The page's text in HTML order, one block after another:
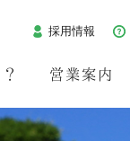
採用情報
営業案内